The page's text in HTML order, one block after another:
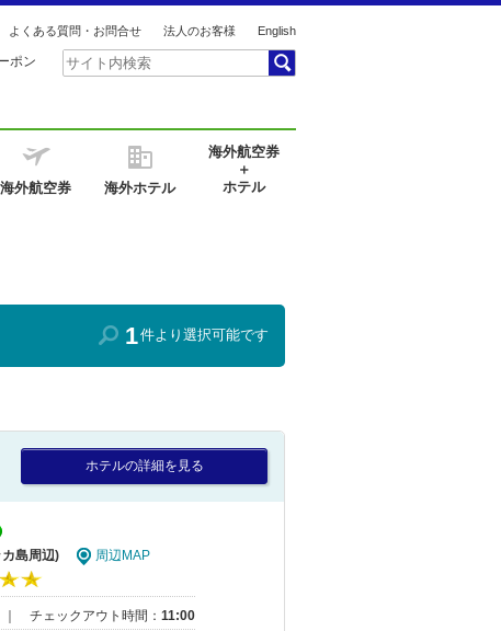
よくある質問・お問合せ 法人のお客様 English
ポン
海外航空券 海外ホテル
海外航空券
＋
ホテル
1件より選択可能です
ホテルの詳細を見る
島周辺)
周辺MAP
チェックアウト時間： 11:00